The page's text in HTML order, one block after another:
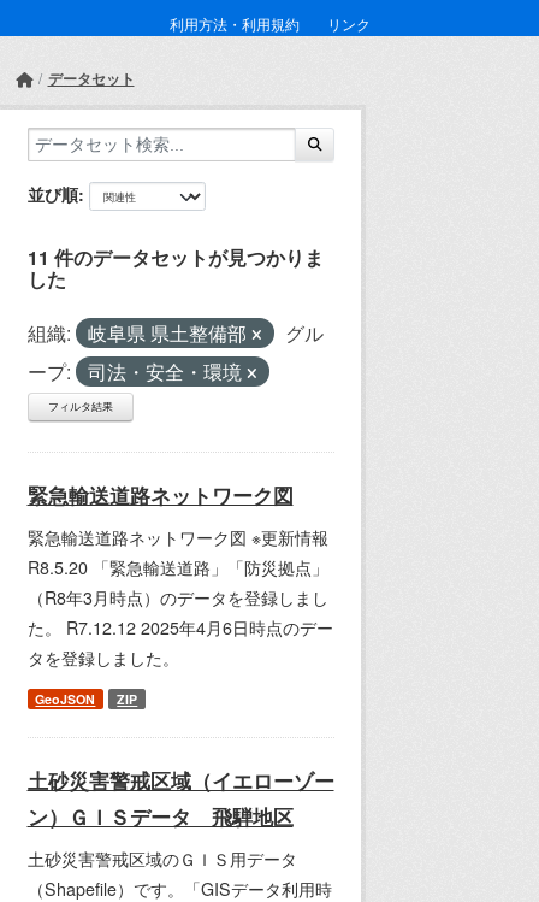
利用方法・利用規約 リンク
データセット
並び順
11 件のデータセットが見つかりま
した
組織: 岐阜県 県土整備部
グル
ープ:
司法・安全・環境
フィルタ結果
緊急輸送道路ネットワーク図
緊急輸送道路ネットワーク図 ※更新情報
R8.5.20 「緊急輸送道路」「防災拠点」
（R8年3月時点）のデータを登録しまし
た。 R7.12.12 2025年4月6日時点のデー
タを登録しました。
GeoJSON ZIP
土砂災害警戒区域（イエローゾー
ン）ＧＩＳデータ 飛騨地区
土砂災害警戒区域のＧＩＳ用データ
（Shapefile）です。「GISデータ利用時